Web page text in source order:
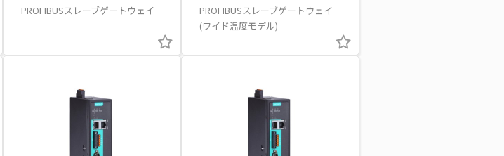
PROFIBUSスレーブゲートウェイ
PROFIBUSスレーブゲートウェイ
(ワイド温度モデル)